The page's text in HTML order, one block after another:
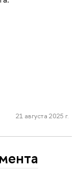
21 августа 2025 г.